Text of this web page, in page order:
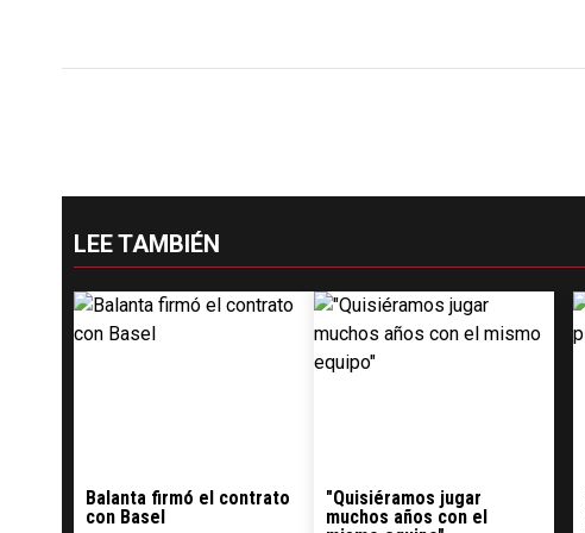
LEE TAMBIÉN
Balanta firmó el contrato
con Basel
"Quisiéramos jugar
muchos años con el